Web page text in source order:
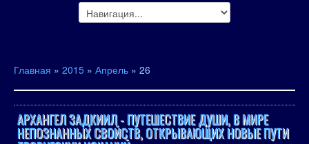
Главная » 2015 » Апрель » 26
АРХАНГЕЛ ЗАДКИИЛ - ПУТЕШЕСТВИЕ ДУШИ, В МИРЕ
НЕПОЗНАННЫХ СВОЙСТВ, ОТКРЫВАЮЩИХ НОВЫЕ ПУТИ